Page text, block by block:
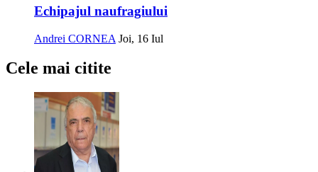
Echipajul naufragiului
Andrei CORNEA Joi, 16 Iul
Cele mai citite